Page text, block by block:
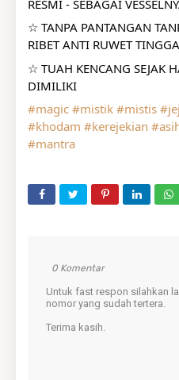
RESMI - SEBAGAI
☆ TANPA PANTANGAN
RIBET ANTI RUWET
☆ TUAH KENCANG SEJAK
DIMILIKI
#magic #mistik #mistis
#khodam #kerejekian
#mantra
0 Komentar
Untuk fast respon silahkan
nomor yang sudah tertera.
Terima kasih.